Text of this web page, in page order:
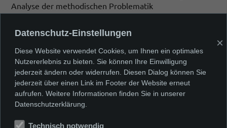
Analyse der methodischen Problematik
Diplomica Verlag
Mehr Informationen zum Buch finden Sie
Vorheriges Thema
Datenschutz-Einstellungen
×
Diese Website verwendet Cookies, um Ihnen ein optimales
Nutzererlebnis zu bieten. Sie können Ihre Einwilligung
jederzeit ändern oder widerrufen. Diesen Dialog können Sie
jederzeit über einen Link im Footer der Website erneut
aufrufen. Weitere Informationen finden Sie in unserer
Datenschutzerklärung.
Technisch notwendig